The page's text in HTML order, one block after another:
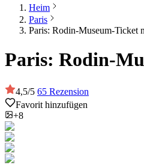
Heim
Paris
Paris: Rodin-Museum-Ticket
Paris: Rodin-
4,5/5 65 Rezension
Favorit hinzufügen
+8